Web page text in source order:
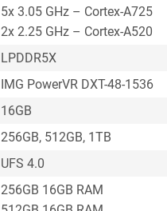
5x 3.05 GHz – Cortex-A725
2x 2.25 GHz – Cortex-A520
LPDDR5X
IMG PowerVR DXT-48-1536
16GB
256GB, 512GB, 1TB
UFS 4.0
256GB 16GB RAM